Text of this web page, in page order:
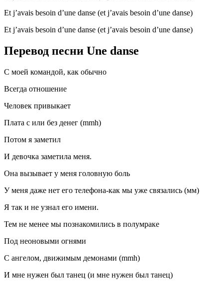
Et j’avais besoin d’une danse (et j’avais besoin d’une danse)
Et j’avais besoin d’une danse (et j’avais besoin d’une danse)
Перевод песни Une danse
С моей командой, как обычно
Всегда отношение
Человек привыкает
Плата с или без денег (mmh)
Потом я заметил
И девочка заметила меня.
Она вызывает у меня головную боль
У меня даже нет его телефона-как мы уже связались (мм)
Я так и не узнал его имени.
Тем не менее мы познакомились в полумраке
Под неоновыми огнями
С ангелом, движимым демонами (mmh)
И мне нужен был танец (и мне нужен был танец)